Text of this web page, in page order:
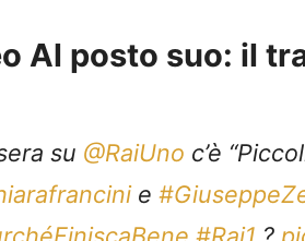
Al posto suo: il
su @RaiUno c’è
e
#Rai1 ?